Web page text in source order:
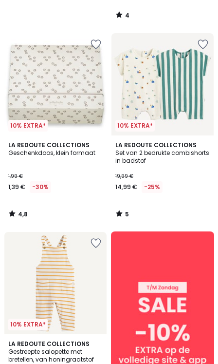
korting
toegepast.
4
/
10% EXTRA*
LA REDOUTE COLLECTIONS
Geschenkdoos, klein formaat
1,99 €
1,39 € -30%
4,8
/ 5
4,8
/
10% EXTRA*
LA REDOUTE COLLECTIONS
Set van 2 bedrukte combishorts
in badstof
19,99 €
14,99 € -25%
5
/
5
5
/
10% EXTRA*
LA REDOUTE COLLECTIONS
Gestreepte salopette met
bretellen, van honingraatstof
1
/
5
SALE
artikelen*